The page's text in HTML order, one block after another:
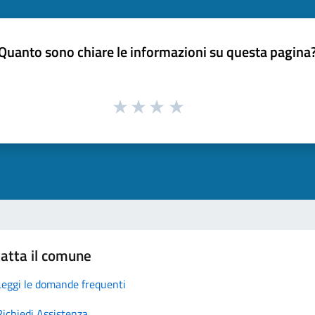
sono chiare le informazioni su questa
il comune
le domande frequenti